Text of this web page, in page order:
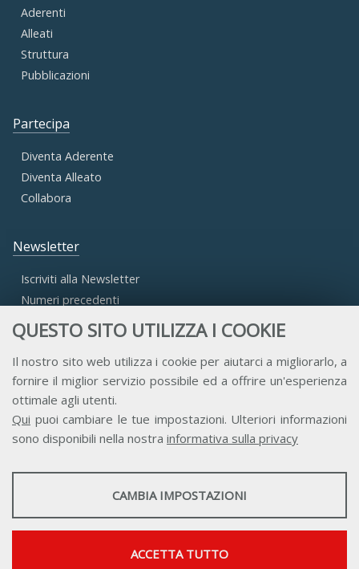
QUESTO SITO UTILIZZA I COOKIE
Il nostro sito web utilizza i cookie per aiutarci a migliorarlo, a
fornire il miglior servizio possibile ed a offrire un'esperienza
ottimale agli utenti.
Qui puoi cambiare le tue impostazioni. Ulteriori informazioni
sono disponibili nella nostra informativa sulla privacy
STATISTICHE
Mostra maggiori informazioni
CAMBIA IMPOSTAZIONI
ACCETTA TUTTO
Aderenti
Alleati
Struttura
Pubblicazioni
Partecipa
Diventa Aderente
Diventa Alleato
Collabora
Newsletter
Iscriviti alla Newsletter
Numeri precedenti
Accesso Aderenti
Accesso Consulta
Accesso Team
Contatti Privacy Trasparenza Credits